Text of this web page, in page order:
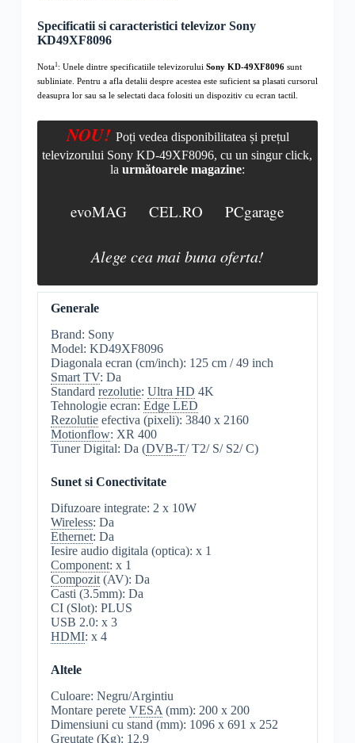
Specificatii si caracteristici televizor Sony
KD49XF8096
Nota1: Unele dintre specificatiile televizorului Sony KD-49XF8096sunt
subliniate. Pentru a afla detalii despre acestea este suficient sa plasati cursorul
deasupra lor sau sa le selectati daca folositi un dispozitiv cu ecran tactil.
NOU! Poți vedea disponibilitatea și prețul
televizorului Sony KD-49XF8096, cu un singur click,
la următoarele magazine:
evoMAG CEL.RO PCgarage
Alege cea mai buna oferta!
Generale
Brand: Sony
Model: KD49XF8096
Diagonala ecran (cm/inch): 125 cm / 49 inch
Smart TV: Da
Standard rezolutie: Ultra HD 4K
Tehnologie ecran: Edge LED
Rezolutieefectiva (pixeli): 3840 x 2160
Motionflow: XR 400
Tuner Digital: Da (DVB-T/ T2/ S/ S2/ C)
Sunet si Conectivitate
Difuzoare integrate: 2 x 10W
Wireless: Da
Ethernet: Da
Iesire audio digitala (optica): x 1
Component: x 1
Compozit(AV): Da
Casti (3.5mm): Da
CI (Slot): PLUS
USB 2.0: x 3
HDMI: x 4
Altele
Culoare: Negru/Argintiu
Montare perete VESA (mm): 200 x 200
Dimensiuni cu stand (mm): 1096 x 691 x 252
Greutate (Kg): 12.9